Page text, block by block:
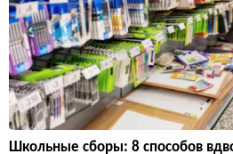
Школьные сборы: 8 способов